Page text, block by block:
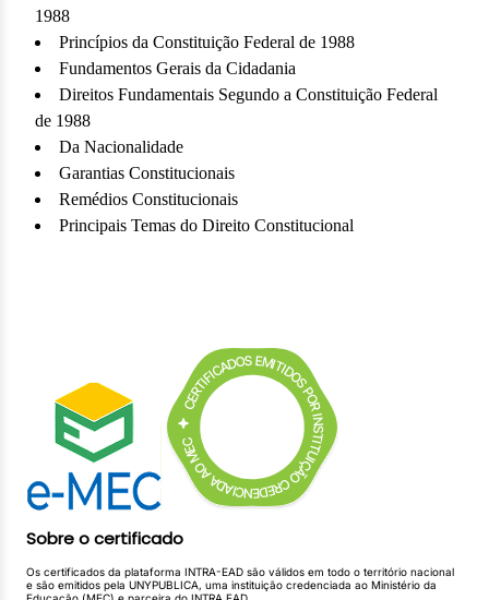
1988
Princípios da Constituição Federal de 1988
Fundamentos Gerais da Cidadania
Direitos Fundamentais Segundo a Constituição Federal
de 1988
Da Nacionalidade
Garantias Constitucionais
Remédios Constitucionais
Principais Temas do Direito Constitucional
Sobre o certificado
Os certificados da plataforma INTRA-EAD são válidos em todo o território nacional
e são emitidos pela UNYPUBLICA, uma instituição credenciada ao Ministério da